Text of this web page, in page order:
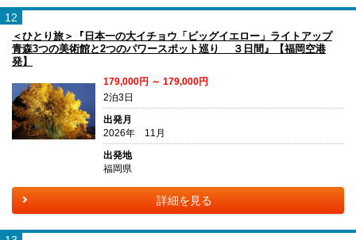
12
＜ひとり旅＞『日本一の大イチョウ「ビッグイエロー」ライトアップ
青森3つの美術館と2つのパワースポット巡り ３日間』【福岡空港
発】
179,000円 ～ 179,000円
2泊3日
出発月
2026年 11月
出発地
福岡県
詳細を見る